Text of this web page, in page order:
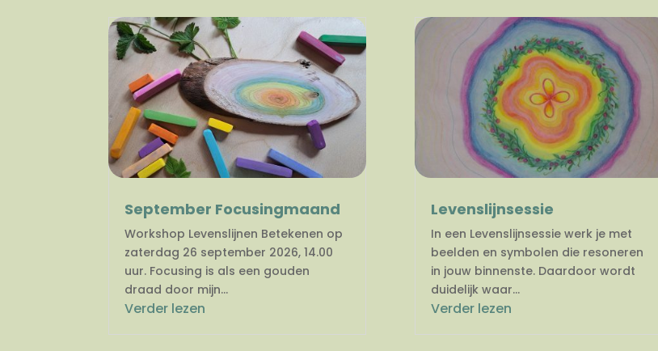
September Focusingmaand
Workshop Levenslijnen Betekenen op
zaterdag 26 september 2026, 14.00
uur. Focusing is als een gouden
draad door mijn...
Verder lezen
Levenslijnsessie
In een Levenslijnsessie werk je met
beelden en symbolen die resoneren
in jouw binnenste. Daardoor wordt
duidelijk waar...
Verder lezen